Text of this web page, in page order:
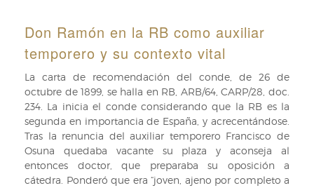
joven
Don Ramón en la RB como auxiliar
temporero y su contexto vital
La carta de recomendación del conde, de 26 de
octubre de 1899, se halla en RB, ARB/64, CARP/28, doc.
234. La inicia el conde considerando que la RB es la
segunda en importancia de España, y acrecentándose.
Tras la renuncia del auxiliar temporero Francisco de
Osuna quedaba vacante su plaza y aconseja al
entonces doctor, que preparaba su oposición a
cátedra. Ponderó que era “joven, ajeno por completo a